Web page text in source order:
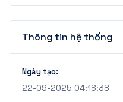
Thông tin hệ thống
Ngày tạo:
22-09-2025 04:18:38